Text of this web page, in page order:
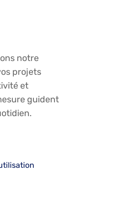
notre
projets
et
guident